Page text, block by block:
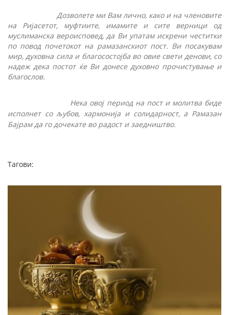
Дозволете ми Вам лично, како и на членовите
на Ријасетот, муфтиите, имамите и сите верници од
муслиманска вероисповед, да Ви упатам искрени честитки
по повод почетокот на рамазанскиот пост. Ви посакувам
мир, духовна сила и благосостојба во овие свети денови, со
надеж дека постот ќе Ви донесе духовно прочистување и
благослов.
Нека овој период на пост и молитва биде
исполнет со љубов, хармонија и солидарност, а Рамазан
Бајрам да го дочекате во радост и заедништво.
Тагови: